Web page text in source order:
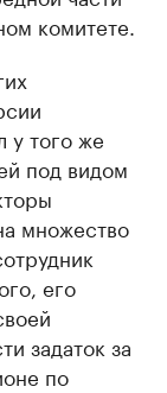
комитете.
у того же
под видом
множество
его
задаток за
по